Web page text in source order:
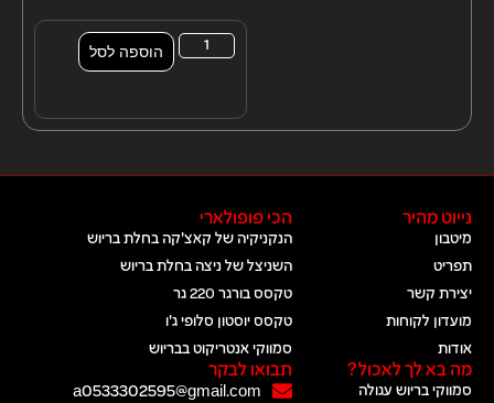
הוספה לסל
נייוט מהיר
מיטבון
תפריט
יצירת קשר
מועדון לקוחות
אודות
הכי פופולארי
הנקניקיה של קאצ'קה בחלת בריוש
השניצל של ניצה בחלת בריוש
טקסס בורגר 220 גר
טקסס יוסטון סלופי ג'ו
סמווקי אנטריקוט בבריוש
מה בא לך לאכול?
סמווקי בריוש עגולה
תבואו לבקר
a0533302595@gmail.com